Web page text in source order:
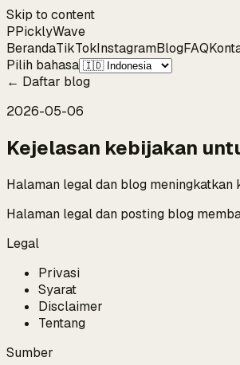
Skip to content
PPicklyWave
BerandaTikTokInstagramBlogFAQ
Pilih bahasa
← Daftar blog
2026-05-06
Kejelasan kebijakan
Halaman legal dan blog meningkatkan
Halaman legal dan posting blog
Legal
Privasi
Syarat
Disclaimer
Tentang
Sumber